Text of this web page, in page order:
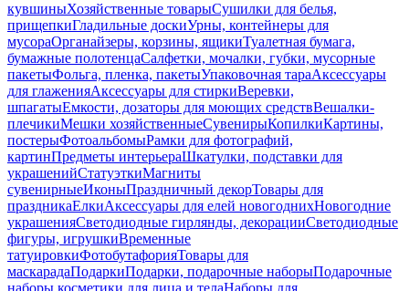
кувшиныХозяйственные товарыСушилки для белья,
прищепкиГладильные доскиУрны, контейнеры для
мусораОрганайзеры, корзины, ящикиТуалетная бумага,
бумажные полотенцаСалфетки, мочалки, губки, мусорные
пакетыФольга, пленка, пакетыУпаковочная тараАксессуары
для глаженияАксессуары для стиркиВеревки,
шпагатыЕмкости, дозаторы для моющих средствВешалки-
плечикиМешки хозяйственныеСувенирыКопилкиКартины,
постерыФотоальбомыРамки для фотографий,
картинПредметы интерьераШкатулки, подставки для
украшенийСтатуэткиМагниты
сувенирныеИконыПраздничный декорТовары для
праздникаЕлкиАксессуары для елей новогоднихНовогодние
украшенияСветодиодные гирлянды, декорацииСветодиодные
фигуры, игрушкиВременные
татуировкиФотобутафорияТовары для
маскарадаПодаркиПодарки, подарочные наборыПодарочные
наборы косметики для лица и телаНаборы для